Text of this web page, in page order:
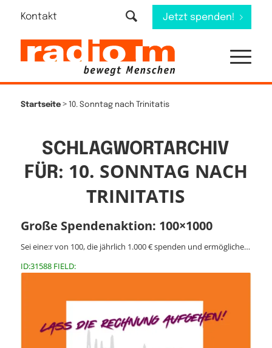
Kontakt Jetzt spenden!
Startseite> 10. Sonntag nach Trinitatis
SCHLAGWORTARCHIV
FÜR: 10. SONNTAG NACH
TRINITATIS
Große Spendenaktion: 100×1000
Sei eine:r von 100, die jährlich 1.000 € spenden und ermögliche…
ID:31588 FIELD: